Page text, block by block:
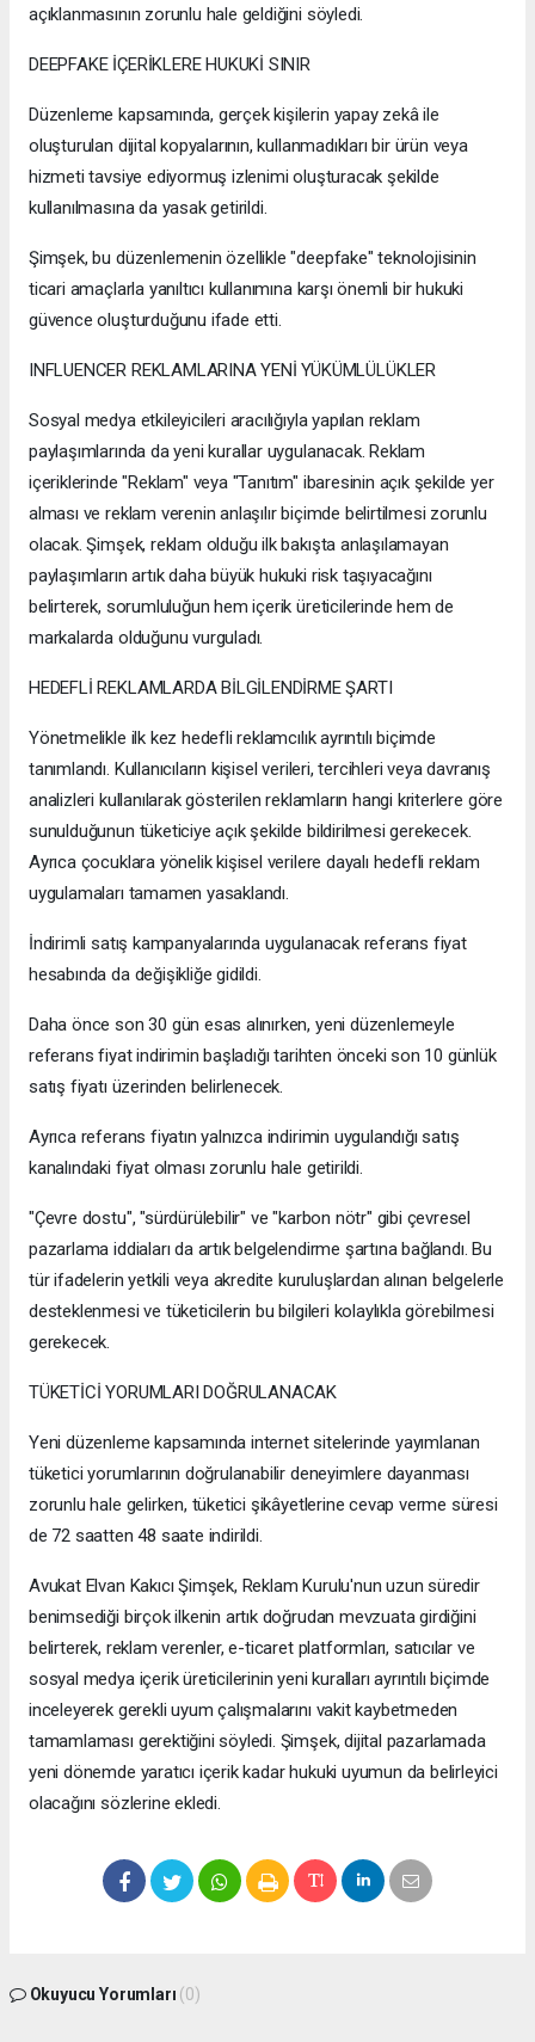
açıklanmasının zorunlu hale geldiğini söyledi.
DEEPFAKE İÇERİKLERE HUKUKİ SINIR
Düzenleme kapsamında, gerçek kişilerin yapay zekâ ile
oluşturulan dijital kopyalarının, kullanmadıkları bir ürün veya
hizmeti tavsiye ediyormuş izlenimi oluşturacak şekilde
kullanılmasına da yasak getirildi.
Şimşek, bu düzenlemenin özellikle "deepfake" teknolojisinin
ticari amaçlarla yanıltıcı kullanımına karşı önemli bir hukuki
güvence oluşturduğunu ifade etti.
INFLUENCER REKLAMLARINA YENİ YÜKÜMLÜLÜKLER
Sosyal medya etkileyicileri aracılığıyla yapılan reklam
paylaşımlarında da yeni kurallar uygulanacak. Reklam
içeriklerinde "Reklam" veya "Tanıtım" ibaresinin açık şekilde yer
alması ve reklam verenin anlaşılır biçimde belirtilmesi zorunlu
olacak. Şimşek, reklam olduğu ilk bakışta anlaşılamayan
paylaşımların artık daha büyük hukuki risk taşıyacağını
belirterek, sorumluluğun hem içerik üreticilerinde hem de
markalarda olduğunu vurguladı.
HEDEFLİ REKLAMLARDA BİLGİLENDİRME ŞARTI
Yönetmelikle ilk kez hedefli reklamcılık ayrıntılı biçimde
tanımlandı. Kullanıcıların kişisel verileri, tercihleri veya davranış
analizleri kullanılarak gösterilen reklamların hangi kriterlere göre
sunulduğunun tüketiciye açık şekilde bildirilmesi gerekecek.
Ayrıca çocuklara yönelik kişisel verilere dayalı hedefli reklam
uygulamaları tamamen yasaklandı.
İndirimli satış kampanyalarında uygulanacak referans fiyat
hesabında da değişikliğe gidildi.
Daha önce son 30 gün esas alınırken, yeni düzenlemeyle
referans fiyat indirimin başladığı tarihten önceki son 10 günlük
satış fiyatı üzerinden belirlenecek.
Ayrıca referans fiyatın yalnızca indirimin uygulandığı satış
kanalındaki fiyat olması zorunlu hale getirildi.
"Çevre dostu", "sürdürülebilir" ve "karbon nötr" gibi çevresel
pazarlama iddiaları da artık belgelendirme şartına bağlandı. Bu
tür ifadelerin yetkili veya akredite kuruluşlardan alınan belgelerle
desteklenmesi ve tüketicilerin bu bilgileri kolaylıkla görebilmesi
gerekecek.
TÜKETİCİ YORUMLARI DOĞRULANACAK
Yeni düzenleme kapsamında internet sitelerinde yayımlanan
tüketici yorumlarının doğrulanabilir deneyimlere dayanması
zorunlu hale gelirken, tüketici şikâyetlerine cevap verme süresi
de 72 saatten 48 saate indirildi.
Avukat Elvan Kakıcı Şimşek, Reklam Kurulu'nun uzun süredir
benimsediği birçok ilkenin artık doğrudan mevzuata girdiğini
belirterek, reklam verenler, e-ticaret platformları, satıcılar ve
sosyal medya içerik üreticilerinin yeni kuralları ayrıntılı biçimde
inceleyerek gerekli uyum çalışmalarını vakit kaybetmeden
tamamlaması gerektiğini söyledi. Şimşek, dijital pazarlamada
yeni dönemde yaratıcı içerik kadar hukuki uyumun da belirleyici
olacağını sözlerine ekledi.
Okuyucu Yorumları (0)